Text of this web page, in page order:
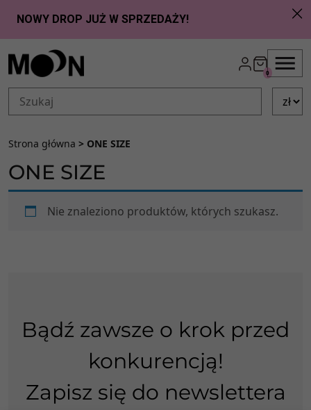
Przejdź do zawartości
0
Strona główna > ONE SIZE
ONE SIZE
Nie znaleziono produktów, których szukasz.
Bądź zawsze o krok przed
konkurencją!
Zapisz się do newslettera